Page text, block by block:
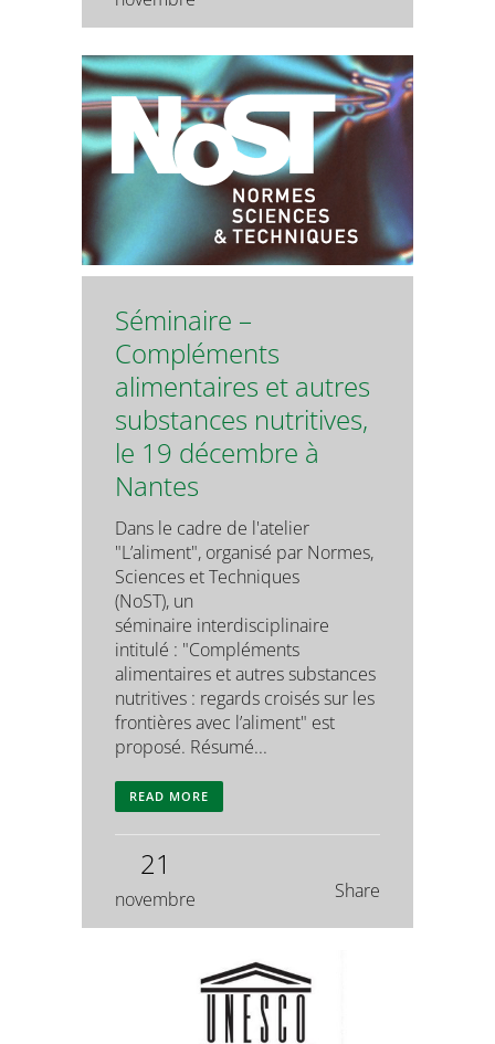
Séminaire –
Compléments
alimentaires et autres
substances nutritives,
le 19 décembre à
Nantes
Dans le cadre de l'atelier
"L’aliment", organisé par Normes,
Sciences et Techniques
(NoST), un
séminaire interdisciplinaire
intitulé : "Compléments
alimentaires et autres substances
nutritives : regards croisés sur les
frontières avec l’aliment" est
proposé. Résumé...
READ MORE
21
novembre Share